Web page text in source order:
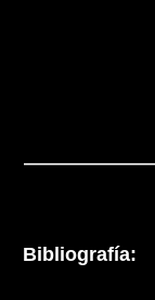
Bibliografía: